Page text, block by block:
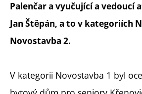
Palenčar a vyučující a vedoucí
Jan Štěpán, a to v kategoriích
Novostavba 2.
V kategorii Novostavba 1 byl